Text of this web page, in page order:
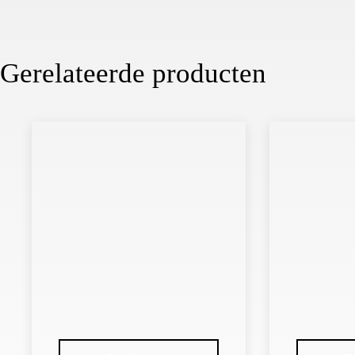
Gerelateerde producten